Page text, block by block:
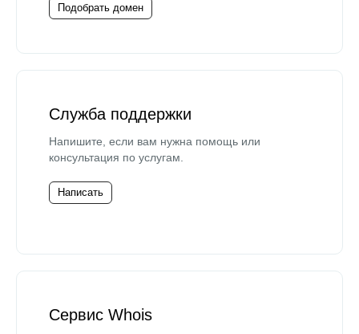
Подобрать домен
Служба поддержки
Напишите, если вам нужна помощь или
консультация по услугам.
Написать
Сервис Whois